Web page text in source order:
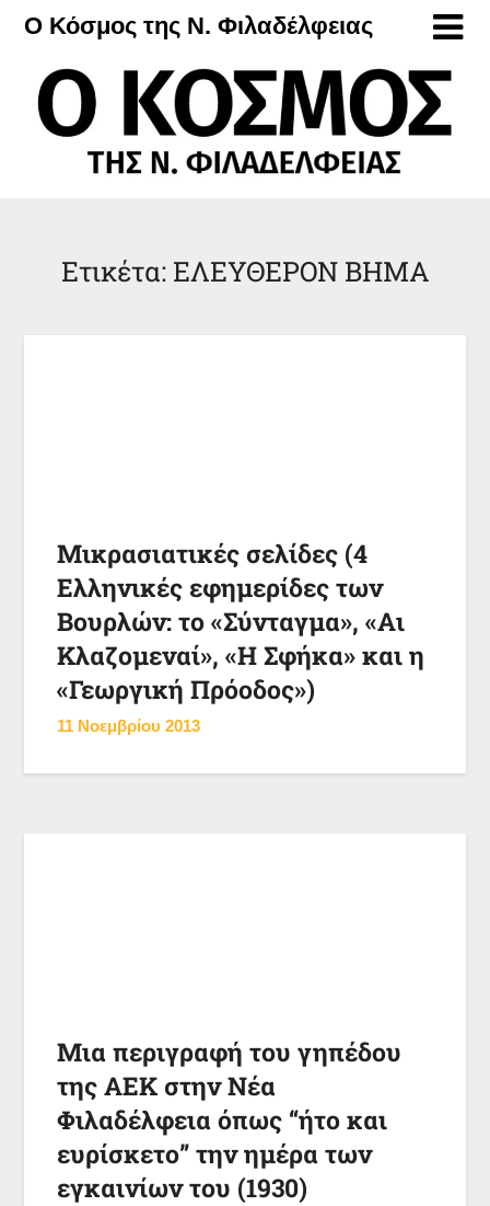
Μετάβαση
περιεχόμενο
Ο Κόσμος της Ν. Φιλαδέλφειας
Ετικέτα: ΕΛΕΥΘΕΡΟΝ ΒΗΜΑ
Μικρασιατικές σελίδες (4
Ελληνικές εφημερίδες των
Βουρλών: το «Σύνταγμα», «Αι
Κλαζομεναί», «Η Σφήκα» και η
«Γεωργική Πρόοδος»)
11 Νοεμβρίου 2013
Μια περιγραφή του γηπέδου
της ΑΕΚ στην Νέα
Φιλαδέλφεια όπως “ήτο και
ευρίσκετο” την ημέρα των
εγκαινίων του (1930)